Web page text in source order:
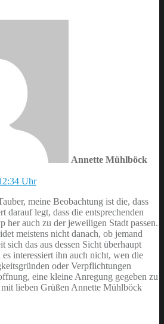
Annette Mühlböck
Uhr
meine Beobachtung ist die, dass
darauf legt, dass die entsprechenden
her auch zu der jeweiligen Stadt passen.
meistens nicht danach, ob jemand
sich das aus dessen Sicht überhaupt
es interessiert ihn auch nicht, wen die
oder Verpflichtungen
eine kleine Anregung gegeben zu
lieben Grüßen Annette Mühlböck